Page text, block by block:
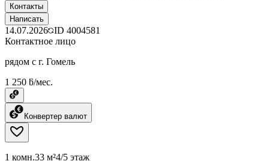
Контакты
Написать
14.07.2026 ID 4004581
Контактное лицо
рядом с г. Гомель
1 250 ƃ/мес.
Конвертер валют
1 комн.33 м²4/5 этаж